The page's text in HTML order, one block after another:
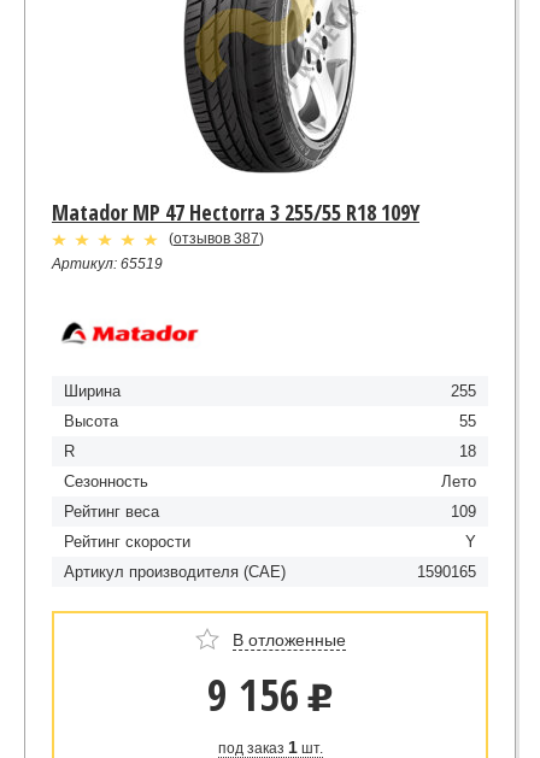
Matador MP 47 Hectorra 3 255/55 R18 109Y
(отзывов 387)
Артикул: 65519
Ширина
255
Высота
55
R
18
Сезонность
Лето
Рейтинг веса
109
Рейтинг скорости
Y
Артикул производителя (CAE)
1590165
В отложенные
9 156 u
под заказ 1шт.